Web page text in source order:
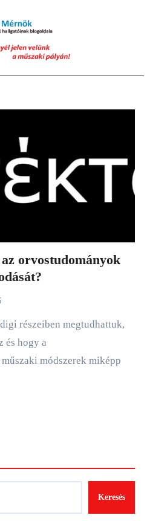
orvostudományok
és hogy a
módszerek miképp
Keresés